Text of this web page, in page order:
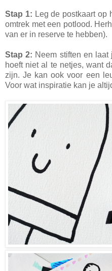
Stap 1: Leg de postkaart op
omtrek met een potlood.
van er in reserve te hebben).
Stap 2: Neem stiften en
hoeft niet al te netjes, want
zijn. Je kan ook voor een
Voor wat inspiratie kan je